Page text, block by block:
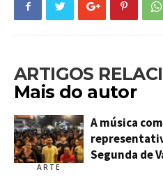
ARTIGOS
Mais do autor
ARTE
A música
Segunda de